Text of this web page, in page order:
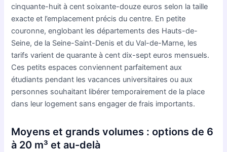
cinquante-huit à cent soixante-douze euros selon la taille
exacte et l’emplacement précis du centre. En petite
couronne, englobant les départements des Hauts-de-
Seine, de la Seine-Saint-Denis et du Val-de-Marne, les
tarifs varient de quarante à cent dix-sept euros mensuels.
Ces petits espaces conviennent parfaitement aux
étudiants pendant les vacances universitaires ou aux
personnes souhaitant libérer temporairement de la place
dans leur logement sans engager de frais importants.
Moyens et grands volumes : options de 6
à 20 m³ et au-delà